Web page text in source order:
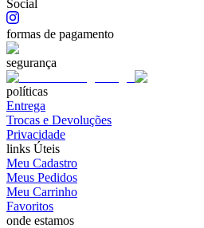
Social
formas de pagamento
segurança
políticas
Entrega
Trocas e Devoluções
Privacidade
links Úteis
Meu Cadastro
Meus Pedidos
Meu Carrinho
Favoritos
onde estamos